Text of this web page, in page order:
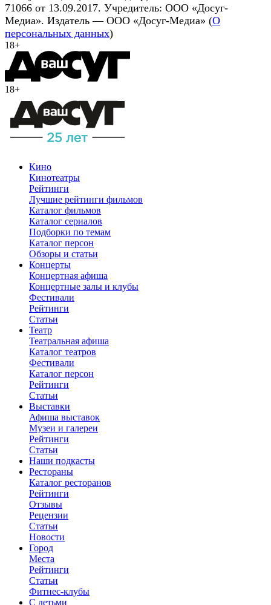
71066 от 13.09.2017. Учредитель: ООО «Досуг-
Медиа». Издатель — ООО «Досуг-Медиа» (О
персональных данных)
18+
18+
Кино
Кинотеатры
Рейтинги
Лучшие рейтинги фильмов
Каталог фильмов
Каталог сериалов
Подборки по темам
Каталог персон
Обзоры и статьи
Концерты
Концертная афиша
Концертные залы и клубы
Фестивали
Рейтинги
Статьи
Театр
Театральная афиша
Каталог театров
Фестивали
Каталог персон
Рейтинги
Статьи
Выставки
Афиша выставок
Музеи и галереи
Рейтинги
Статьи
Наши подкасты
Рестораны
Каталог ресторанов
Рейтинги
Отзывы
Рецензии
Статьи
Новости
Город
Места
Рейтинги
Статьи
Фитнес-клубы
С детьми